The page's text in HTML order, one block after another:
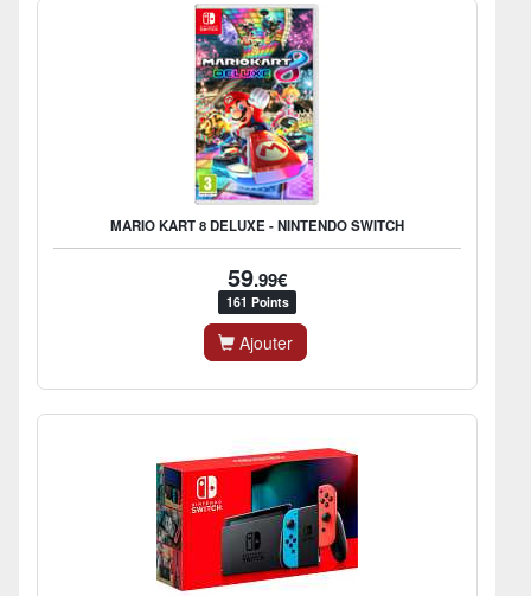
MARIO KART 8 DELUXE - NINTENDO SWITCH
59.99€
161 Points
Ajouter